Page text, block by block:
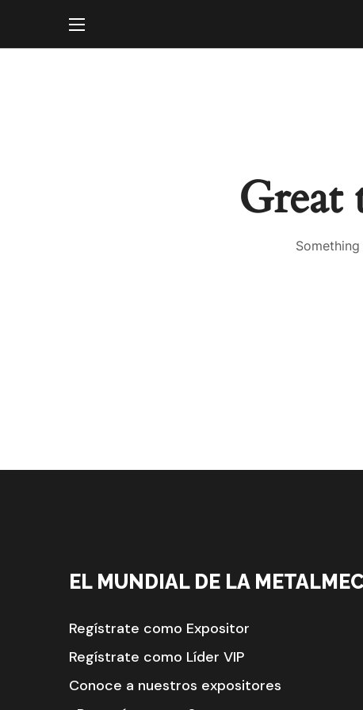
Great
EL MUNDIAL DE LA
Regístrate como Expositor
Regístrate como Líder VIP
Conoce a nuestros expositores